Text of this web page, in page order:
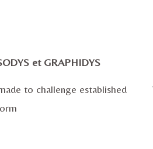
et GRAPHIDYS
to challenge established